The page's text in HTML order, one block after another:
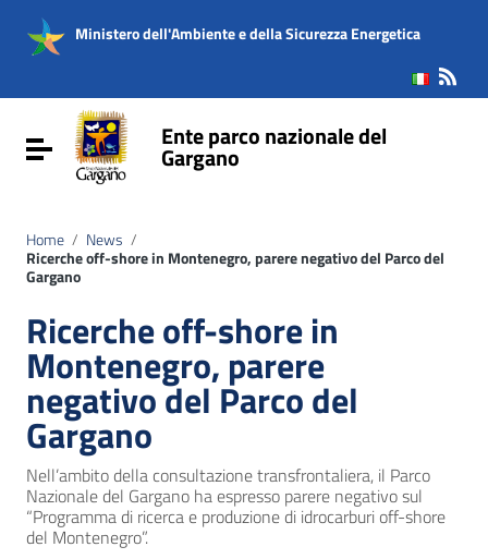
Vai al menu di navigazione
Vai al footer
Ministero dell'Ambiente e della Sicurezza Energetica
Attiva / disattiva la navigazioneEnte parco nazionale del
Gargano
Home / News /
Ricerche off-shore in Montenegro, parere negativo del Parco del
Gargano
Ricerche off-shore in
Montenegro, parere
negativo del Parco del
Gargano
Nell’ambito della consultazione transfrontaliera, il Parco
Nazionale del Gargano ha espresso parere negativo sul
“Programma di ricerca e produzione di idrocarburi off-shore
del Montenegro”.